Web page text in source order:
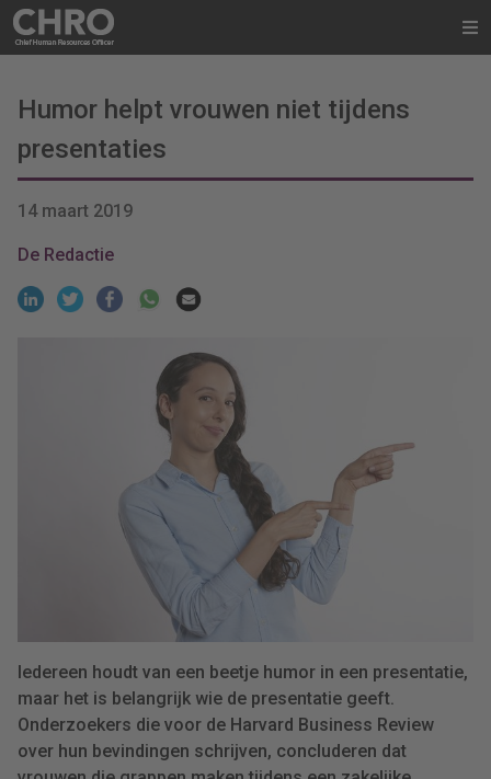
Humor helpt vrouwen niet tijdens
presentaties
14 maart 2019
De Redactie
Iedereen houdt van een beetje humor in een presentatie,
maar het is belangrijk wie de presentatie geeft.
Onderzoekers die voor de Harvard Business Review
over hun bevindingen schrijven, concluderen dat